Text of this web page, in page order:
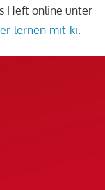
Heft online unter
lernen-mit-ki.